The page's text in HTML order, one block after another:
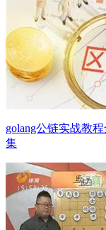
golang公链实战教
集